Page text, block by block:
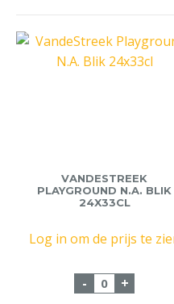
VANDESTREEK
PLAYGROUND N.A. BLIK
24X33CL
Log in om de prijs te
- +